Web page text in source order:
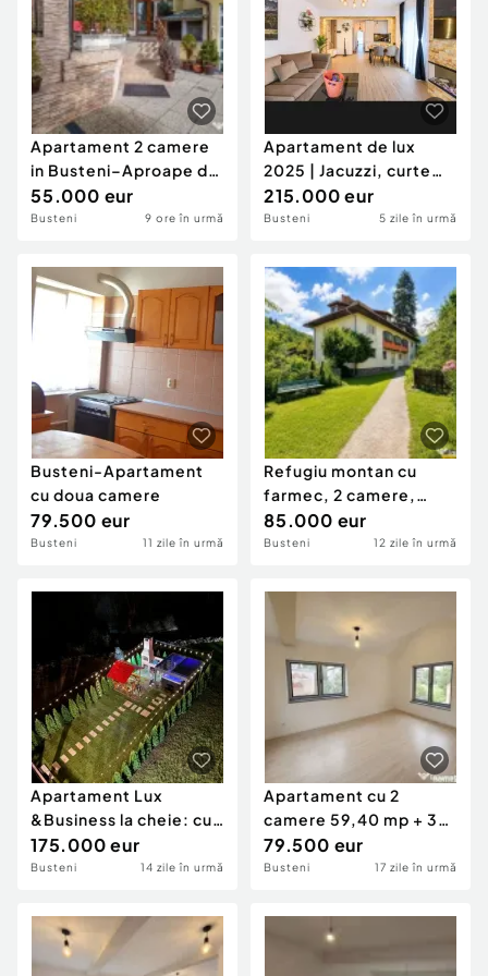
Apartament 2 camere
in Busteni–Aproape de
Pârtie și C...
55.000 eur
Busteni 9 ore în urmă
Apartament de lux
2025 | Jacuzzi, curte
privată | Vedere Ca
215.000 eur
Busteni 5 zile în urmă
Busteni-Apartament
cu doua camere
79.500 eur
Busteni 11 zile în urmă
Refugiu montan cu
farmec, 2 camere,
garaj, boxa, rezidential
85.000 eur
Busteni 12 zile în urmă
Apartament Lux
&Business la cheie: cu
vedere la munte, curte
175.000 eur
Busteni 14 zile în urmă
Apartament cu 2
camere 59,40 mp + 30
mp pod - Busteni - c...
79.500 eur
Busteni 17 zile în urmă